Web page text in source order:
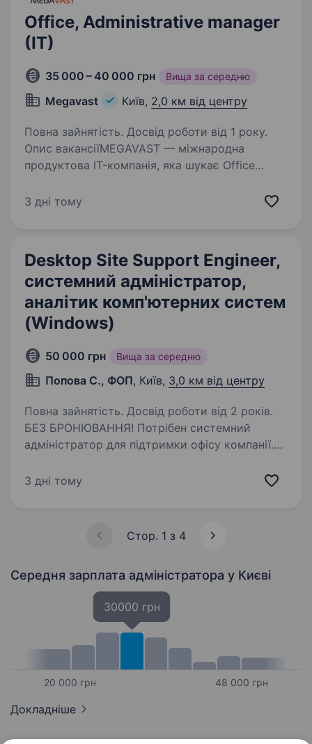
Office, Administrative manager
(IT)
35 000 – 40 000 грн Вища за середню
Megavast Київ, 2,0 км від центру
Повна зайнятість. Досвід роботи від 1 року.
Опис вакансіїMEGAVAST — міжнародна
продуктова IT-компанія, яка шукає Office
допомагатиме CEO та команді
3 дні тому
Desktop Site Support Engineer,
системний адміністратор,
аналітик комп'ютерних систем
(Windows)
50 000 грн Вища за середню
Попова С., ФОП, Київ, 3,0 км від центру
Повна зайнятість. Досвід роботи від 2 років.
БЕЗ БРОНЮВАННЯ! Потрібен системний
адміністратор для підтримки офісу компанії.
з 9 до 17. Вівторок, четвер — робота з дому
3 дні тому
Стор. 1 з 4
Середня зарплата адміністратора у Києві
20 000 грн
30000 грн
48 000 грн
Докладніше